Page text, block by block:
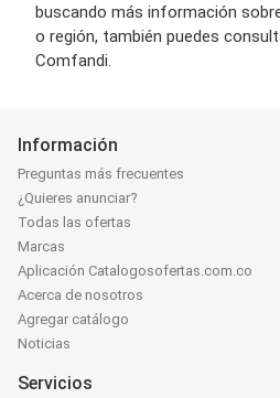
buscando más información
o región, también puedes
Comfandi.
Información
Preguntas más frecuentes
¿Quieres anunciar?
Todas las ofertas
Marcas
Aplicación Catalogosofertas.com.co
Acerca de nosotros
Agregar catálogo
Noticias
Servicios